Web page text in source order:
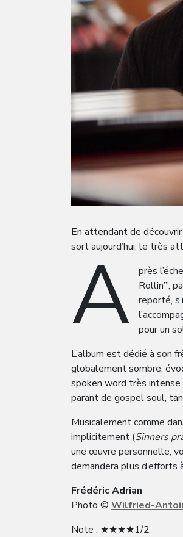
En attendant de
sort aujourd’hui, le très
A
près
Rollin’”,
reporté,
pour un
L’album est dédié à son
globalement sombre,
spoken word très intense
parant de gospel soul,
Musicalement comme
implicitement (Sinners
une œuvre personnelle,
demandera plus d’efforts
Frédéric Adrian
Photo © Wilfried-
Note : ★★★★1/2